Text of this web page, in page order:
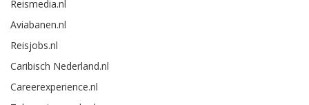
Reismedia.nl
Aviabanen.nl
Reisjobs.nl
Caribisch Nederland.nl
Careerexperience.nl